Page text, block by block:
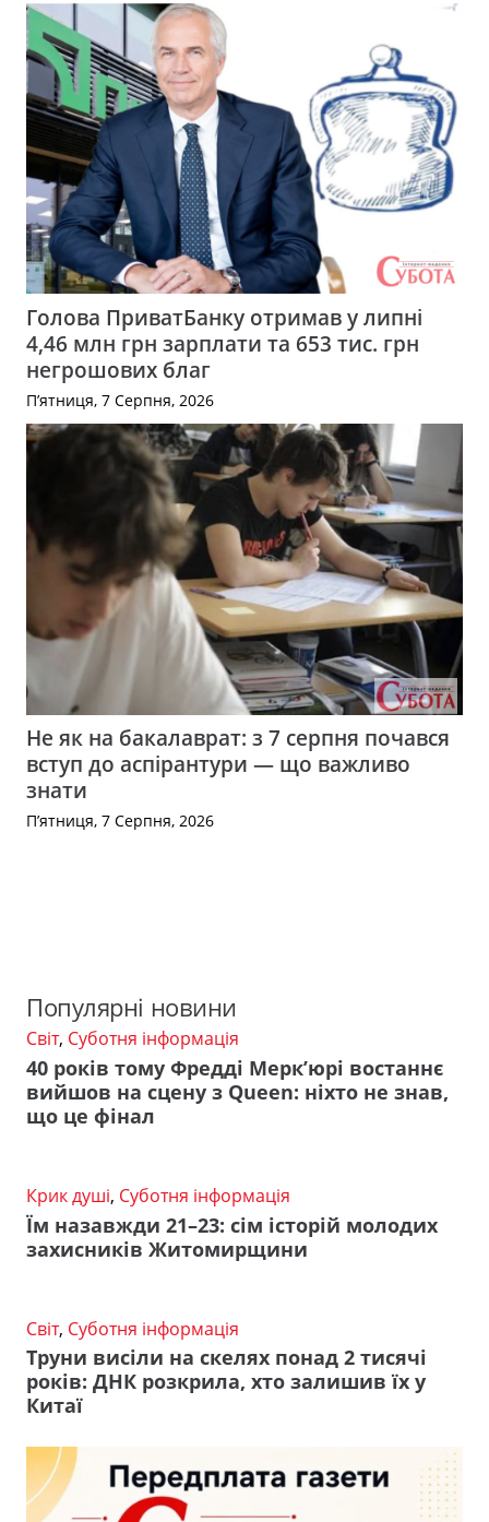
Голова ПриватБанку отримав у липні
4,46 млн грн зарплати та 653 тис. грн
негрошових благ
П’ятниця, 7 Серпня, 2026
Не як на бакалаврат: з 7 серпня почався
вступ до аспірантури — що важливо
знати
П’ятниця, 7 Серпня, 2026
Популярні новини
Світ, Суботня інформація
40 років тому Фредді Мерк’юрі востаннє
вийшов на сцену з Queen: ніхто не знав,
що це фінал
Крик душі, Суботня інформація
Їм назавжди 21–23: сім історій молодих
захисників Житомирщини
Світ, Суботня інформація
Труни висіли на скелях понад 2 тисячі
років: ДНК розкрила, хто залишив їх у
Китаї